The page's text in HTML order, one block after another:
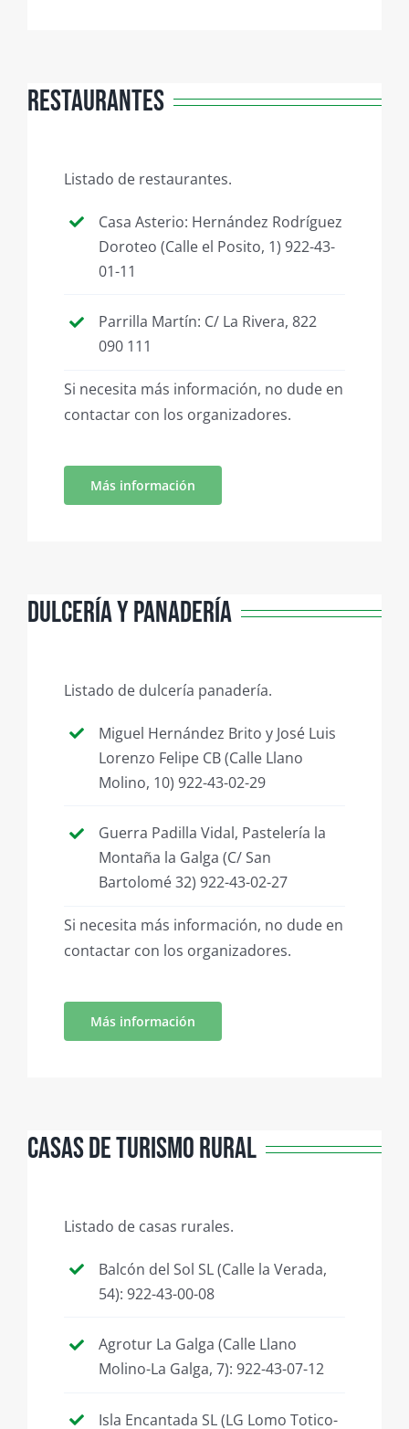
Restaurantes
Listado de restaurantes.
Casa Asterio: Hernández Rodríguez
Doroteo (Calle el Posito, 1) 922-43-
01-11
Parrilla Martín: C/ La Rivera, 822
090 111
Si necesita más información, no dude en
contactar con los organizadores.
Más información
Dulcería y Panadería
Listado de dulcería panadería.
Miguel Hernández Brito y José Luis
Lorenzo Felipe CB (Calle Llano
Molino, 10) 922-43-02-29
Guerra Padilla Vidal, Pastelería la
Montaña la Galga (C/ San
Bartolomé 32) 922-43-02-27
Si necesita más información, no dude en
contactar con los organizadores.
Más información
Casas de turismo rural
Listado de casas rurales.
Balcón del Sol SL (Calle la Verada,
54): 922-43-00-08
Agrotur La Galga (Calle Llano
Molino-La Galga, 7): 922-43-07-12
Isla Encantada SL (LG Lomo Totico-